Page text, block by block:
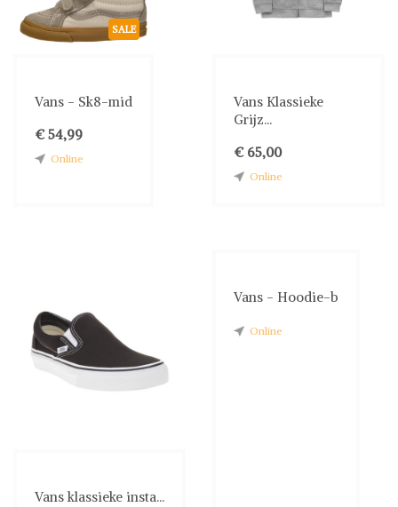
SALE
Vans - Sk8-mid
€ 54,99
Online
Vans Klassieke
Grijz...
€ 65,00
Online
Vans klassieke insta...
Vans - Hoodie-b
Online